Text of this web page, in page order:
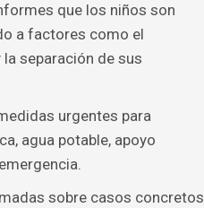
que los niños son
a factores como el
separación de sus
urgentes para
agua potable, apoyo
sobre casos concretos